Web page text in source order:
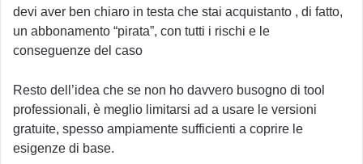
devi aver ben chiaro in testa che stai acquistanto , di fatto,
un abbonamento “pirata”, con tutti i rischi e le
conseguenze del caso
Resto dell’idea che se non ho davvero busogno di tool
professionali, è meglio limitarsi ad a usare le versioni
gratuite, spesso ampiamente sufficienti a coprire le
esigenze di base.